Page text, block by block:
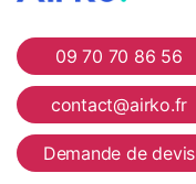
Airko09 70 70 86 56
contact@airko.fr
Demande de devis